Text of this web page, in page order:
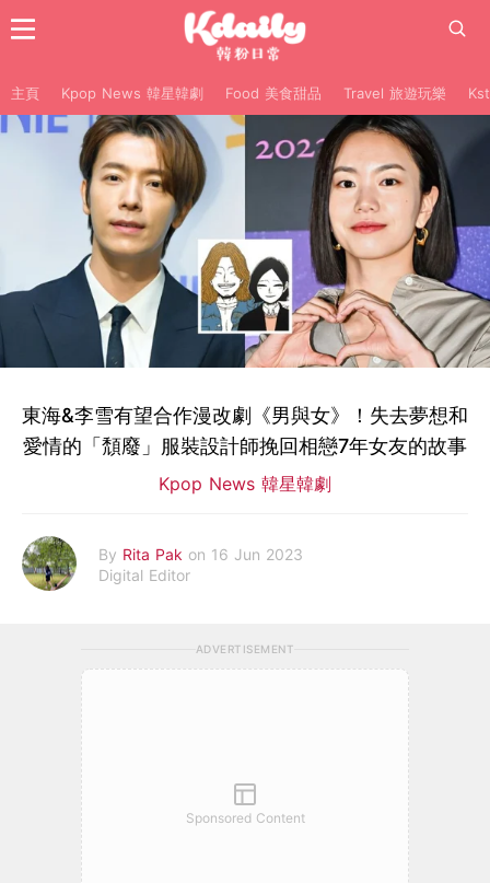
主頁 Kpop News 韓星韓劇 Food 美食甜品 Travel 旅遊玩樂
東海&李雪有望合作漫改劇《男與女》！失去夢想和
愛情的「頹廢」服裝設計師挽回相戀7年女友的故事
Kpop News 韓星韓劇
By Rita Pak on 16 Jun 2023
Digital Editor
ADVERTISEMENT
Sponsored Content